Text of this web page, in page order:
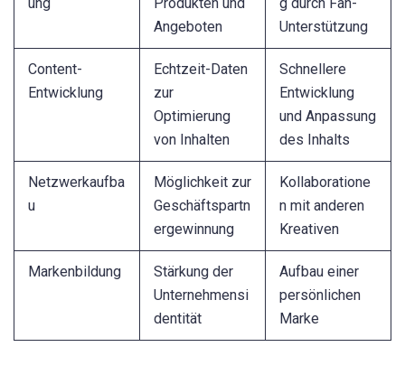
ung
Produkten und
Angeboten
g durch Fan-
Unterstützung
Content-
Entwicklung
Echtzeit-Daten
zur
Optimierung
von Inhalten
Schnellere
Entwicklung
und Anpassung
des Inhalts
Netzwerkaufba
u
Möglichkeit zur
Geschäftspartn
ergewinnung
Kollaboratione
n mit anderen
Kreativen
Markenbildung
Stärkung der
Unternehmensi
dentität
Aufbau einer
persönlichen
Marke